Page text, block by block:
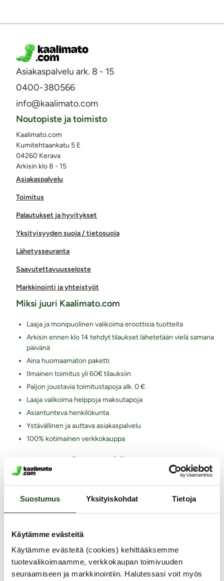
Suostumus Yksityiskohdat Tietoja
Käytämme evästeitä
Käytämme evästeitä (cookies) kehittääksemme
tuotevalikoimaamme, verkkokaupan toimivuuden
seuraamiseen ja markkinointiin. Halutessasi voit myös
Asiakaspalvelu ark. 8 - 15
0400-380566
info@kaalimato.com
Asiakaspalvelu
Toimitus
Palautukset ja hyvitykset
Yksityisyyden suoja / tietosuoja
Lähetysseuranta
Saavutettavuusseloste
Markkinointi ja yhteistyöt
Noutopiste ja toimisto
Kaalimato.com
Kumitehtaankatu 5 E
04260 Kerava
Arkisin klo 8 - 15
Miksi juuri Kaalimato.com
Laaja ja monipuolinen valikoima eroottisia tuotteita
Arkisin ennen klo 14 tehdyt tilaukset lähetetään vielä samana
päivänä
Aina huomaamaton paketti
Ilmainen toimitus yli 60€ tilauksiin
Paljon joustavia toimitustapoja alk. 0 €
Laaja valikoima helppoja maksutapoja
Asiantunteva henkilökunta
Ystävällinen ja auttava asiakaspalvelu
100% kotimainen verkkokauppa
Seuraa meitä somessa
Modernit maksutavat